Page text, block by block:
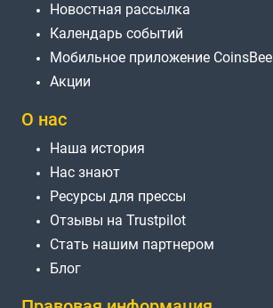
Новостная рассылка
Календарь событий
Мобильное приложение CoinsBee
Акции
О нас
Наша история
Нас знают
Ресурсы для прессы
Отзывы на Trustpilot
Стать нашим партнером
Блог